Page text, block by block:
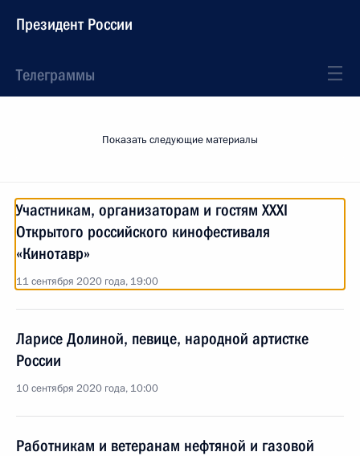
Президент России
Телеграммы
Показать следующие материалы
Участникам, организаторам и гостям XXXI
Открытого российского кинофестиваля
«Кинотавр»
11 сентября 2020 года, 19:00
Ларисе Долиной, певице, народной артистке
России
10 сентября 2020 года, 10:00
Работникам и ветеранам нефтяной и газовой